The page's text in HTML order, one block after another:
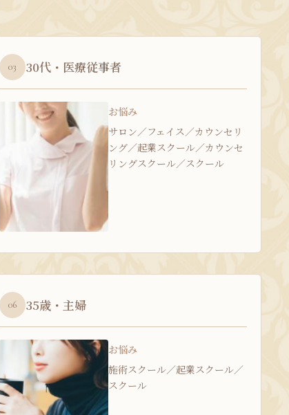
03 30代・医療従事者
お悩み
サロン／フェイス／カウンセリ
ング／起業スクール／カウンセ
リングスクール／スクール
06 35歳・主婦
お悩み
施術スクール／起業スクール／
スクール